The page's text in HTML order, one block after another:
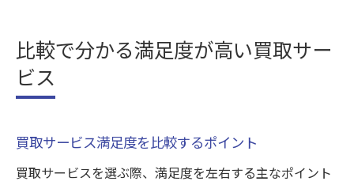
比較で分かる満足度が高い買取サー
ビス
買取サービス満足度を比較するポイント
買取サービスを選ぶ際、満足度を左右する主なポイント